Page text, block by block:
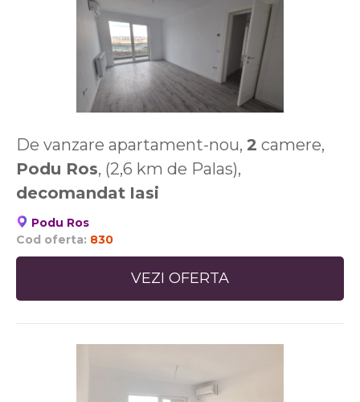
De vanzare apartament-nou, 2 camere,
Podu Ros, (2,6 km de Palas),
decomandat Iasi
Podu Ros
Cod oferta: 830
VEZI OFERTA